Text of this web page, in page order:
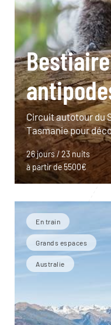
Circuit autotour du
Tasmanie pour
26 jours / 23 nuits
à partir de 5500€
En train
Grands espaces
Australie